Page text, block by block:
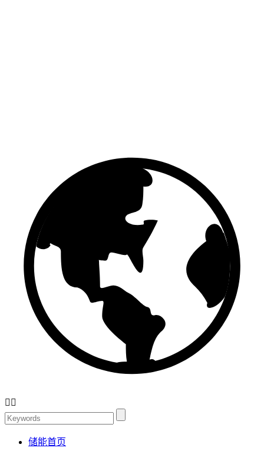
 
储能首页